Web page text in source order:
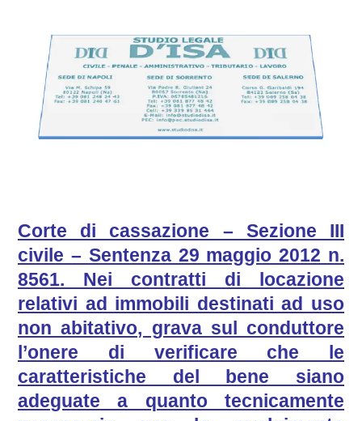
Corte di cassazione – Sezione III
civile – Sentenza 29 maggio 2012 n.
8561. Nei contratti di locazione
relativi ad immobili destinati ad uso
non abitativo, grava sul conduttore
l’onere di verificare che le
caratteristiche del bene siano
adeguate a quanto tecnicamente